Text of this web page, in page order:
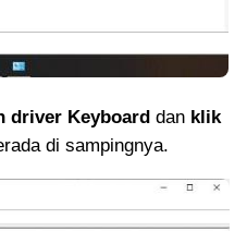
driver Keyboard dan klik
di sampingnya.